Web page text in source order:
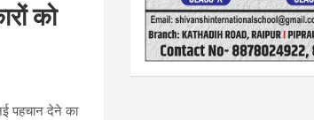
को
पहचान देने का